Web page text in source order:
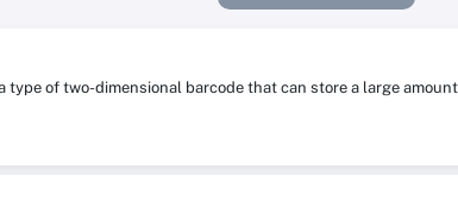
type of two-dimensional barcode that can store a large